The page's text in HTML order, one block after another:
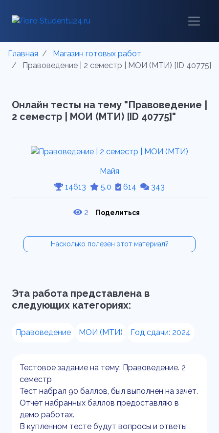
Главная
Магазин готовых работ
Правоведение | 2 семестр | МОИ (МТИ) [ID 40775]
Онлайн тесты на тему "Правоведение |
2 семестр | МОИ (МТИ) [ID 40775]"
Майя
14613
5.0 614 343
2 Поделиться
Насколько полезен этот материал?
Эта работа представлена в
следующих категориях:
Правоведение МОИ (МТИ) Год сдачи: 2024
Тестовое задание на тему: Правоведение. 2
семестр
Тест набрал 90 баллов, был выполнен на зачет.
Отчёт набранных баллов предоставляю в
демо работах.
В купленном тесте будут вопросы и ответы